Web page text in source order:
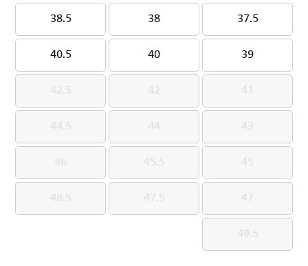
37.5
37.5
38
38
38.5
38.5
39
39
40
40
40.5
40.5
41
41
42
42
42.5
42.5
43
43
44
44
44.5
44.5
45
45
45.5
45.5
46
46
47
47
47.5
47.5
48.5
48.5
49.5
49.5